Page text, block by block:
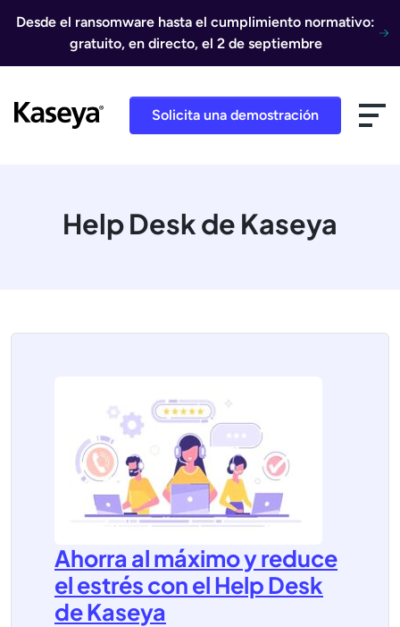
Desde el ransomware hasta el cumplimiento normativo:
gratuito, en directo, el 2 de septiembre
Solicita una demostración
Help Desk de Kaseya
Ahorra al máximo y reduce
el estrés con el Help Desk
de Kaseya